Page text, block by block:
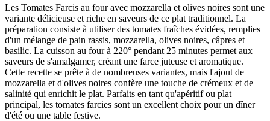
Les Tomates Farcis au four avec mozzarella et olives noires sont une
variante délicieuse et riche en saveurs de ce plat traditionnel. La
préparation consiste à utiliser des tomates fraîches évidées, remplies
d'un mélange de pain rassis, mozzarella, olives noires, câpres et
basilic. La cuisson au four à 220° pendant 25 minutes permet aux
saveurs de s'amalgamer, créant une farce juteuse et aromatique.
Cette recette se prête à de nombreuses variantes, mais l'ajout de
mozzarella et d'olives noires confère une touche de crémeux et de
salinité qui enrichit le plat. Parfaits en tant qu'apéritif ou plat
principal, les tomates farcies sont un excellent choix pour un dîner
d'été ou une table festive.